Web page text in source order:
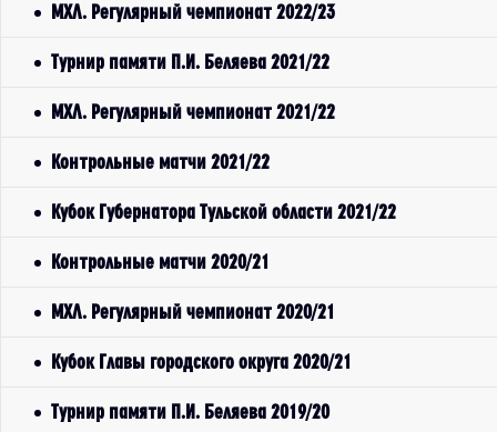
МХЛ. Регулярный чемпионат 2022/23
Турнир памяти П.И. Беляева 2021/22
МХЛ. Регулярный чемпионат 2021/22
Контрольные матчи 2021/22
Кубок Губернатора Тульской области 2021/22
Контрольные матчи 2020/21
МХЛ. Регулярный чемпионат 2020/21
Кубок Главы городского округа 2020/21
Турнир памяти П.И. Беляева 2019/20